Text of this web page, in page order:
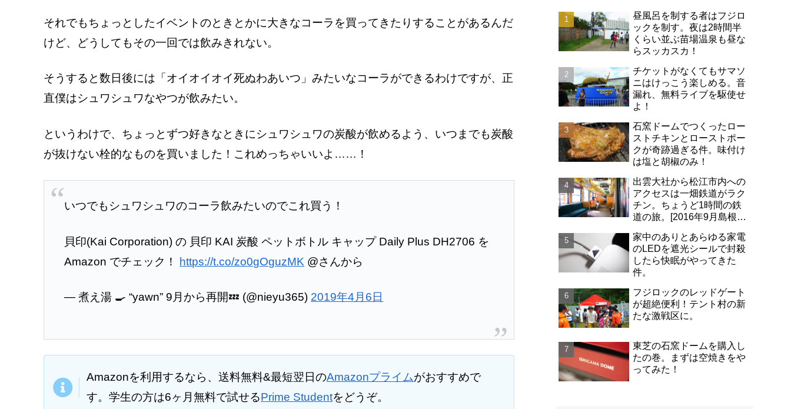
それでもちょっとしたイベントのときとかに大きなコーラを買ってきたりすることがあるんだ
けど、どうしてもその一回では飲みきれない。
そうすると数日後には「オイオイオイ死ぬわあいつ」みたいなコーラができるわけですが、正
直僕はシュワシュワなやつが飲みたい。
というわけで、ちょっとずつ好きなときにシュワシュワの炭酸が飲めるよう、いつまでも炭酸
が抜けない栓的なものを買いました！これめっちゃいいよ……！
いつでもシュワシュワのコーラ飲みたいのでこれ買う！
貝印(Kai Corporation) の 貝印 KAI 炭酸 ペットボトル キャップ Daily Plus DH2706 を
Amazon でチェック！ https://t.co/zo0gOguzMK @さんから
— 煮え湯 🍳 “yawn” 9月から再開💤 (@nieyu365) 2019年4月6日
Amazonを利用するなら、送料無料&最短翌日のAmazonプライムがおすすめで
す。学生の方は6ヶ月無料で試せるPrime Studentをどうぞ。
昼風呂を制する者はフジロ
ックを制す。夜は2時間半
くらい並ぶ苗場温泉も昼な
らスッカスカ！
チケットがなくてもサマソ
ニはけっこう楽しめる。音
漏れ、無料ライブを駆使せ
よ！
石窯ドームでつくったロー
ストチキンとローストポー
クが奇跡過ぎる件。味付け
は塩と胡椒のみ！
出雲大社から松江市内への
アクセスは一畑鉄道がラク
チン。ちょうど1時間の鉄
道の旅。[2016年9月島根旅
家中のありとあらゆる家電
のLEDを遮光シールで封殺
したら快眠がやってきた
件。
フジロックのレッドゲート
が超絶便利！テント村の新
たな激戦区に。
東芝の石窯ドームを購入し
たの巻。まずは空焼きをや
ってみた！